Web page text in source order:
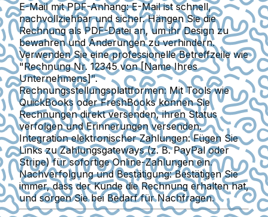
E-Mail mit PDF-Anhang: E-Mail ist schnell,
nachvollziehbar und sicher. Hängen Sie die
Rechnung als PDF-Datei an, um ihr Design zu
bewahren und Änderungen zu verhindern.
Verwenden Sie eine professionelle Betreffzeile wie
"Rechnung Nr. 12345 von [Name Ihres
Unternehmens]".
Rechnungsstellungsplattformen: Mit Tools wie
QuickBooks oder FreshBooks können Sie
Rechnungen direkt versenden, ihren Status
verfolgen und Erinnerungen versenden.
Integration elektronischer Zahlungen: Fügen Sie
Links zu Zahlungsgateways (z. B. PayPal oder
Stripe) für sofortige Online-Zahlungen ein.
Nachverfolgung und Bestätigung: Bestätigen Sie
immer, dass der Kunde die Rechnung erhalten hat,
und sorgen Sie bei Bedarf für Nachfragen.